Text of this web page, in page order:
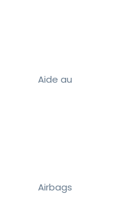
Aide au
Airbags